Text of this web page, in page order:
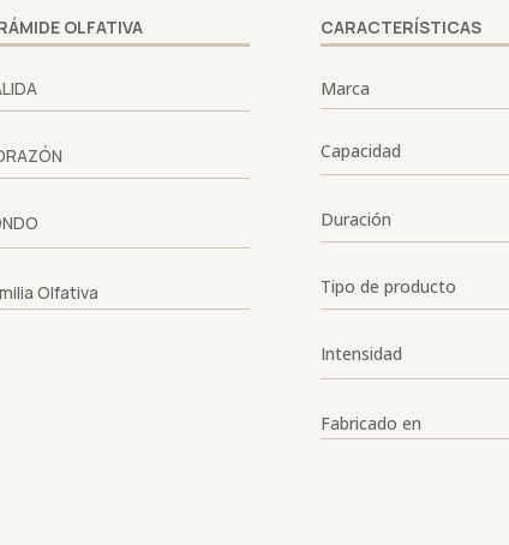
OLFATIVA
Olfativa
CARACTERÍSTICAS
Marca
Capacidad
Duración
Tipo de producto
Intensidad
Fabricado en